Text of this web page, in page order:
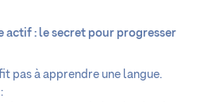
actif : le secret pour progresser
pas à apprendre une langue.